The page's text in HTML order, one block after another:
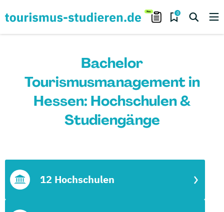
0
Bachelor
Tourismusmanagement in
Hessen: Hochschulen &
Studiengänge
12 Hochschulen